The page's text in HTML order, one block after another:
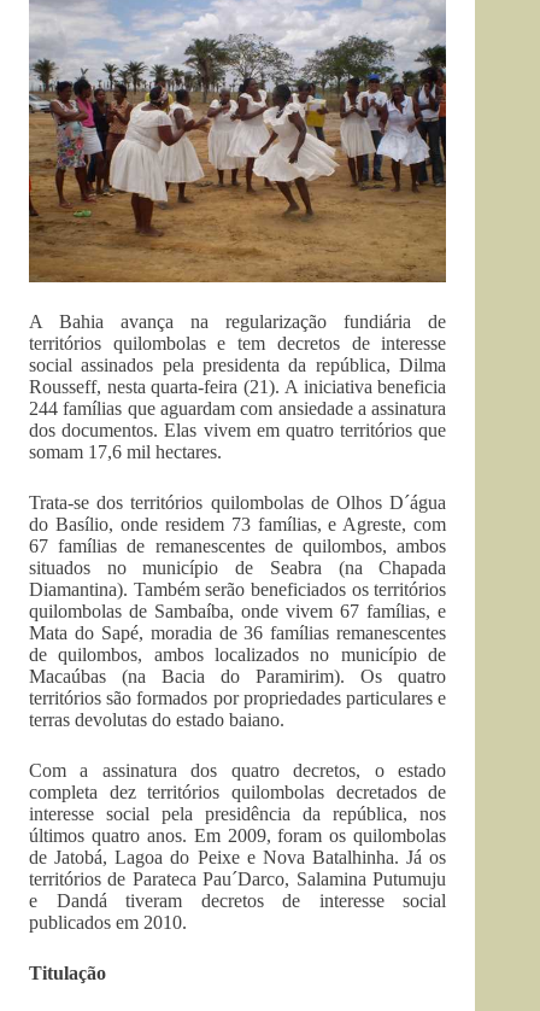
A Bahia avança na regularização fundiária de
territórios quilombolas e tem decretos de interesse
social assinados pela presidenta da república, Dilma
Rousseff, nesta quarta-feira (21). A iniciativa beneficia
244 famílias que aguardam com ansiedade a assinatura
dos documentos. Elas vivem em quatro territórios que
somam 17,6 mil hectares.
Trata-se dos territórios quilombolas de Olhos D´água
do Basílio, onde residem 73 famílias, e Agreste, com
67 famílias de remanescentes de quilombos, ambos
situados no município de Seabra (na Chapada
Diamantina). Também serão beneficiados os territórios
quilombolas de Sambaíba, onde vivem 67 famílias, e
Mata do Sapé, moradia de 36 famílias remanescentes
de quilombos, ambos localizados no município de
Macaúbas (na Bacia do Paramirim). Os quatro
territórios são formados por propriedades particulares e
terras devolutas do estado baiano.
Com a assinatura dos quatro decretos, o estado
completa dez territórios quilombolas decretados de
interesse social pela presidência da república, nos
últimos quatro anos. Em 2009, foram os quilombolas
de Jatobá, Lagoa do Peixe e Nova Batalhinha. Já os
territórios de Parateca Pau´Darco, Salamina Putumuju
e Dandá tiveram decretos de interesse social
publicados em 2010.
Titulação